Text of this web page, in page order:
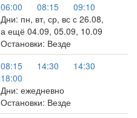
06:00 08:15
09:10
Дни: пн, вт, ср, вс с 26.08,
а ещё 04.09, 05.09, 10.09
Остановки: Везде
08:15
14:30
14:30
18:00
Дни: ежедневно
Остановки: Везде